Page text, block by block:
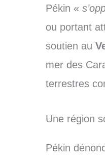
Pékin «
ou portant
soutien au
mer des
terrestres
Une région
Pékin